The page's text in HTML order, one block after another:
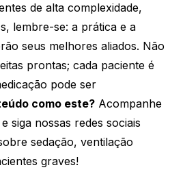
de alta complexidade,
lembre-se: a prática e a
seus melhores aliados. Não
prontas; cada paciente é
pode ser
como este? Acompanhe
siga nossas redes sociais
sedação, ventilação
graves!